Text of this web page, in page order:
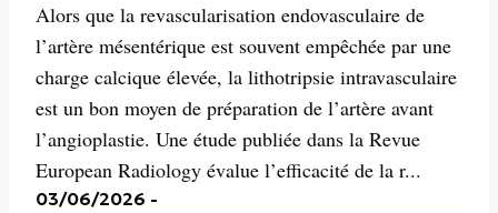
Alors que la revascularisation endovasculaire de
l’artère mésentérique est souvent empêchée par une
charge calcique élevée, la lithotripsie intravasculaire
est un bon moyen de préparation de l’artère avant
l’angioplastie. Une étude publiée dans la Revue
European Radiology évalue l’efficacité de la r...
03/06/2026 -